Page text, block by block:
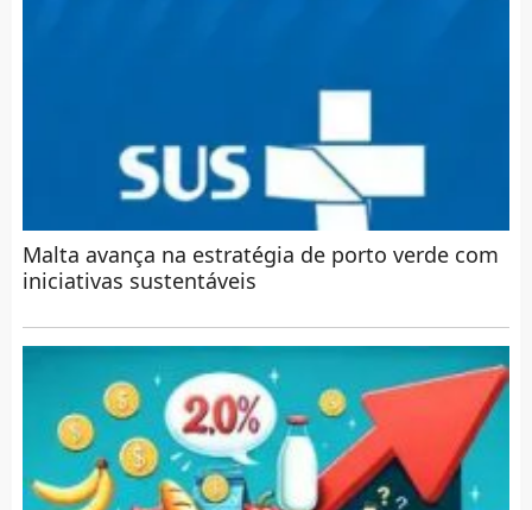
Malta avança na estratégia de porto verde com
iniciativas sustentáveis